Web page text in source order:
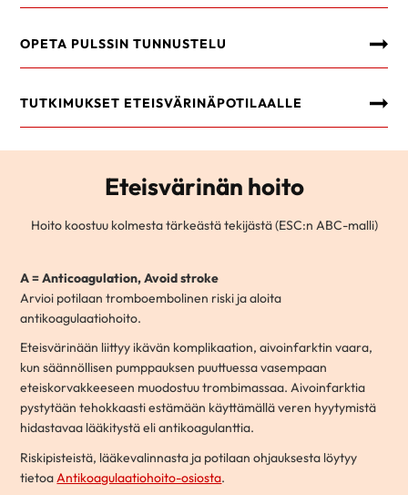
OPETA PULSSIN TUNNUSTELU
TUTKIMUKSET ETEISVÄRINÄPOTILAALLE
Eteisvärinän hoito
Hoito koostuu kolmesta tärkeästä tekijästä (ESC:n ABC-malli)
A = Anticoagulation, Avoid stroke
Arvioi potilaan tromboembolinen riski ja aloita
antikoagulaatiohoito.
Eteisvärinään liittyy ikävän komplikaation, aivoinfarktin vaara,
kun säännöllisen pumppauksen puuttuessa vasempaan
eteiskorvakkeeseen muodostuu trombimassaa. Aivoinfarktia
pystytään tehokkaasti estämään käyttämällä veren hyytymistä
hidastavaa lääkitystä eli antikoagulanttia.
Riskipisteistä, lääkevalinnasta ja potilaan ohjauksesta löytyy
tietoaAntikoagulaatiohoito-osiosta.